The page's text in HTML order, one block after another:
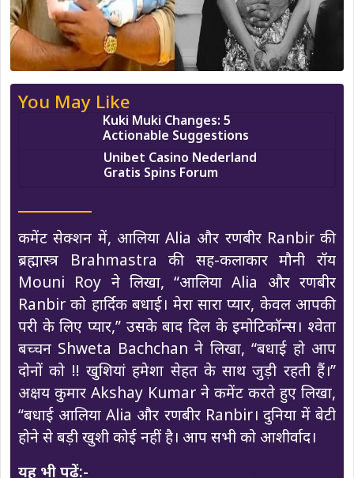
You May Like
Kuki Muki Changes: 5
Actionable Suggestions
Unibet Casino Nederland
Gratis Spins Forum
कमेंट सेक्शन में, आलिया Alia और रणबीर Ranbir की
ब्रह्मास्त्र Brahmastra की सह-कलाकार मौनी रॉय
Mouni Roy ने लिखा, “आलिया Alia और रणबीर
Ranbir को हार्दिक बधाई। मेरा सारा प्यार, केवल आपकी
परी के लिए प्यार,” उसके बाद दिल के इमोटिकॉन्स। श्वेता
बच्चन Shweta Bachchan ने लिखा, “बधाई हो आप
दोनों को !! खुशियां हमेशा सेहत के साथ जुड़ी रहती हैं।”
अक्षय कुमार Akshay Kumar ने कमेंट करते हुए लिखा,
“बधाई आलिया Alia और रणबीर Ranbir। दुनिया में बेटी
होने से बड़ी खुशी कोई नहीं है। आप सभी को आशीर्वाद।
यह भी पढ़ें:-